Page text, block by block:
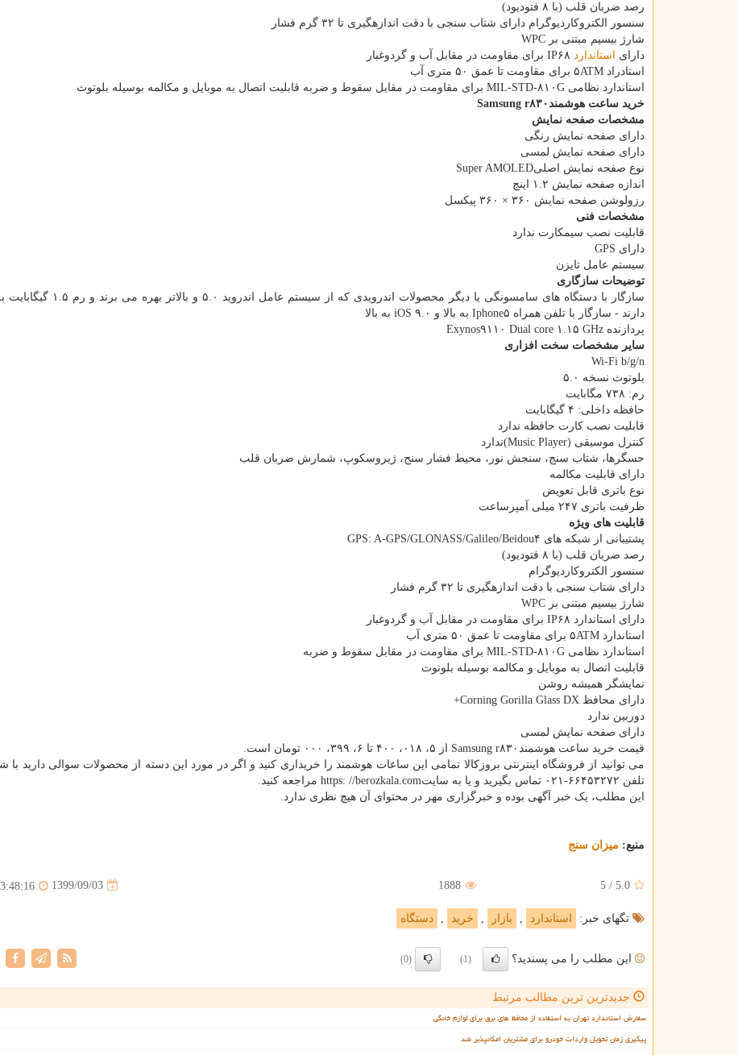
رصد ضربان قلب (با ۸ فتودیود)
سنسور الکتروکاردیوگرام دارای شتاب سنجی با دقت اندازه‎گیری تا ۳۲ گرم فشار
شارژ بی‎سیم مبتنی بر WPC
دارای
استاندارد
استادراد ۵ATM برای مقاومت تا عمق ۵۰ متری آب
استاندارد نظامی MIL-STD-۸۱۰G برای مقاومت در مقابل سقوط و ضربه قابلیت اتصال به موبایل و مکالمه بوسیله بلوتوث
خرید ساعت هوشمندSamsung r۸۳۰
مشخصات صفحه نمایش
دارای صفحه نمایش رنگی
دارای صفحه نمایش لمسی
نوع صفحه نمایش اصلیSuper AMOLED
اندازه صفحه نمایش ۱.۲ اینچ
رزولوشن صفحه نمایش ۳۶۰ × ۳۶۰ پیکسل
مشخصات فنی
قابلیت نصب سیمکارت ندارد
دارای GPS
سیستم عامل تایزن
توضیحات سازگاری
سازگار با دستگاه‏ های سامسونگی یا دیگر محصولات اندرویدی که از سیستم عامل اندروید ۵.۰ و
دارند - سازگار با تلفن همراه Iphone۵ به بالا و iOS ۹.۰ به بالا
پردازنده Exynos۹۱۱۰ Dual core ۱.۱۵ GHz
سایر مشخصات سخت افزاری
Wi-Fi b/g/n
بلوتوث نسخه ۵.۰
رم: ۷۳۸ مگابایت
حافظه داخلی: ۴ گیگابایت
قابلیت نصب کارت حافظه ندارد
کنترل موسیقی (Music Player)ندارد
حسگرها، شتاب سنج، سنجش نور، محیط فشار سنج، ژیروسکوپ، شمارش ضربان قلب
دارای قابلیت مکالمه
نوع باتری قابل تعویض
ظرفیت باتری ۲۴۷ میلی آمپرساعت
قابلیت های ویژه
پشتیبانی از شبکه های GPS: A-GPS/GLONASS/Galileo/Beidou۴
رصد ضربان قلب (با ۸ فتودیود)
سنسور الکتروکاردیوگرام
دارای شتاب سنجی با دقت اندازه‎گیری تا ۳۲ گرم فشار
شارژ بی‎سیم مبتنی بر WPC
دارای استاندارد IP۶۸ برای مقاومت در مقابل آب و گردوغبار
استاندارد ۵ATM برای مقاومت تا عمق ۵۰ متری آب
استاندارد نظامی MIL-STD-۸۱۰G برای مقاومت در مقابل سقوط و ضربه
قابلیت اتصال به موبایل و مکالمه بوسیله بلوتوث
نمایشگر همیشه روشن
دارای محافظ Corning Gorilla Glass DX+
دوربین ندارد
دارای صفحه نمایش لمسی
قیمت خرید ساعت هوشمندSamsung r۸۳۰ از ۵، ۰۱۸، ۴۰۰ تا ۶، ۳۹۹، ۰۰۰ تومان است.
می توانید از فروشگاه اینترنتی بروزکالا تمامی این ساعات هوشمند را خریداری کنید و اگر در مورد این دسته از محصولات سوالی دارید با
تلفن ۶۶۴۵۳۲۷۲-۰۲۱ تماس بگیرید و یا به سایتhttps: //berozkala.com مراجعه کنید.
این مطلب، یک خبر آگهی بوده و خبرگزاری مهر در محتوای آن هیچ نظری ندارد.
منبع: میزان سنج
5.0
/
5
1888
1399/09/03
تگهای خبر: استاندارد بازار خرید دستگاه
این مطلب را می پسندید؟ (1)
(0)
جدیدترین ترین مطالب مرتبط
سفارش استاندارد تهران به استفاده از محافظ های برق برای لوازم خانگی
پیگیری زمان تحویل واردات خودرو برای مشتریان امکانپذیر شد